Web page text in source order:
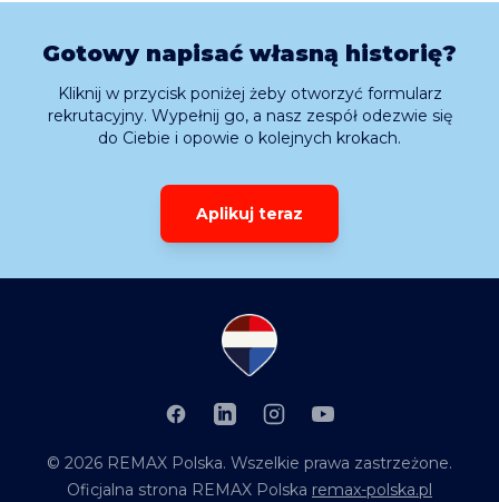
Gotowy napisać własną historię?
Kliknij w przycisk poniżej żeby otworzyć formularz
rekrutacyjny. Wypełnij go, a nasz zespół odezwie się
do Ciebie i opowie o kolejnych krokach.
Aplikuj teraz
FacebookLinkedInInstagramYouTube
© 2026 REMAX Polska. Wszelkie prawa zastrzeżone.
Oficjalna strona REMAX Polska remax-polska.pl